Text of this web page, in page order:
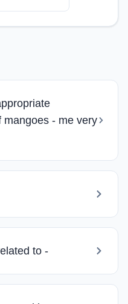
mangoes - me very
to -